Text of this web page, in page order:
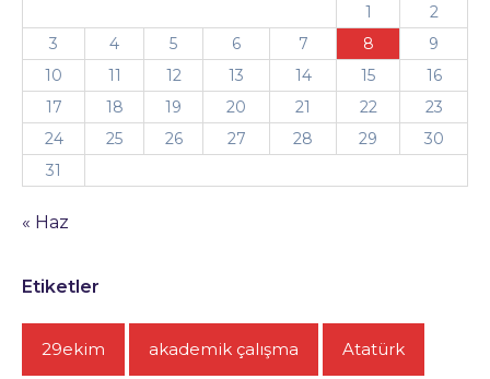
1
2
3
4 5 6 7 8
9
10
11 12 13 14 15
16
17
18 19 20 21 22
23
24
25 26 27 28 29
30
31
« Haz
Etiketler
29ekim akademik çalışma Atatürk